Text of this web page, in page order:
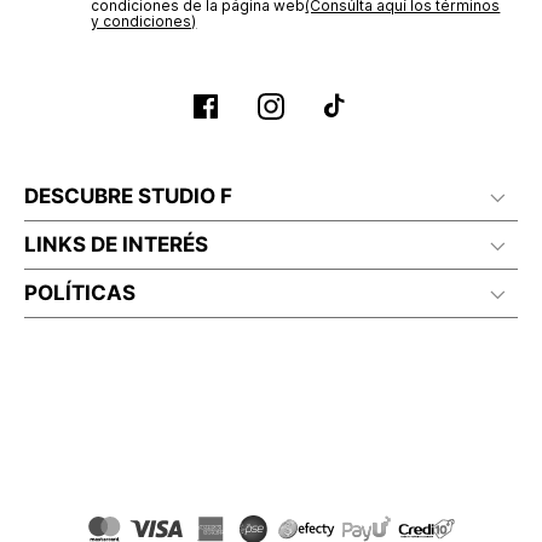
No lavado en seco
condiciones de la página web‎(Consúlta aquí los términos
y condiciones)
DESCUBRE STUDIO F
LINKS DE INTERÉS
POLÍTICAS